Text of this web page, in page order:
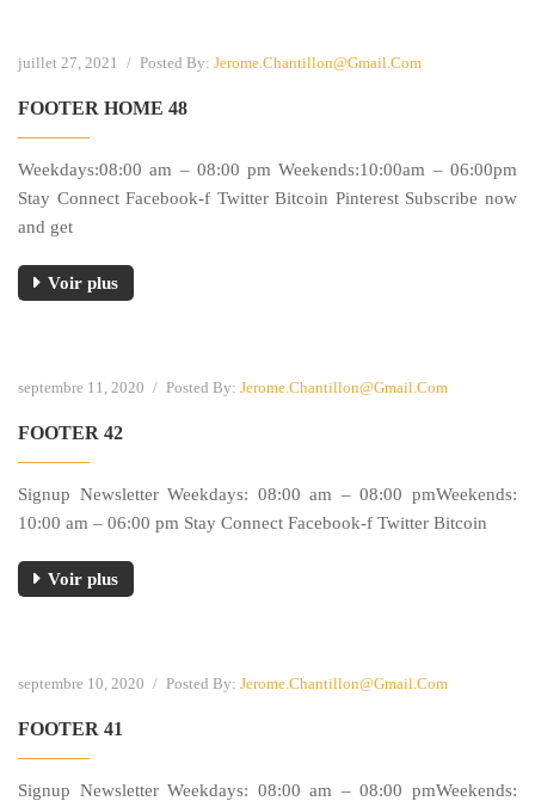
juillet 27, 2021 / Posted By: Jerome.chantillon@gmail.com
FOOTER HOME 48
Weekdays:08:00 am – 08:00 pm Weekends:10:00am – 06:00pm
Stay Connect Facebook-f Twitter Bitcoin Pinterest Subscribe now
and get
Voir plus
septembre 11, 2020 / Posted By: Jerome.chantillon@gmail.com
FOOTER 42
Signup Newsletter Weekdays: 08:00 am – 08:00 pmWeekends:
10:00 am – 06:00 pm Stay Connect Facebook-f Twitter Bitcoin
Voir plus
septembre 10, 2020 / Posted By: Jerome.chantillon@gmail.com
FOOTER 41
Signup Newsletter Weekdays: 08:00 am – 08:00 pmWeekends: